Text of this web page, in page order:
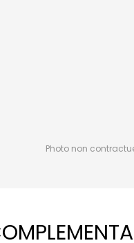
Photo non